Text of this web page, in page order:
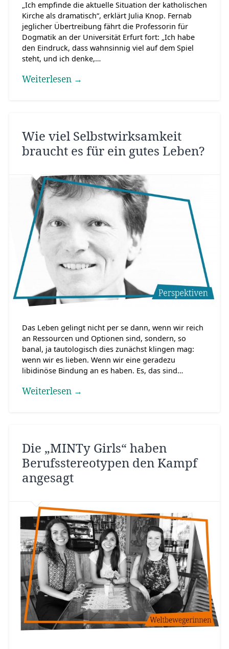
„Ich empfinde die aktuelle Situation der katholischen
Kirche als dramatisch“, erklärt Julia Knop. Fernab
jeglicher Übertreibung fährt die Professorin für
Dogmatik an der Universität Erfurt fort: „Ich habe
den Eindruck, dass wahnsinnig viel auf dem Spiel
steht, und ich denke,…
Weiterlesen →
Wie viel Selbstwirksamkeit
braucht es für ein gutes Leben?
Das Leben gelingt nicht per se dann, wenn wir reich
an Ressourcen und Optionen sind, sondern, so
banal, ja tautologisch dies zunächst klingen mag:
wenn wir es lieben. Wenn wir eine geradezu
libidinöse Bindung an es haben. Es, das sind…
Weiterlesen →
Die „MINTy Girls“ haben
Berufsstereotypen den Kampf
angesagt